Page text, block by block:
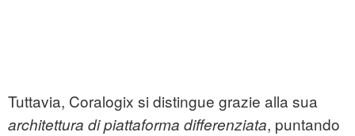
Tuttavia, Coralogix si distingue grazie alla sua
architettura di piattaforma differenziata, puntando